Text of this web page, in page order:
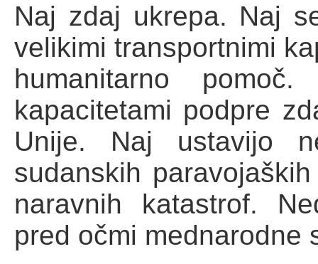
Naj zdaj ukrepa. Naj
velikimi transportnimi
humanitarno
kapacitetami podpre
Unije. Naj ustavijo
sudanskih
naravnih katastrof.
pred očmi mednarodne